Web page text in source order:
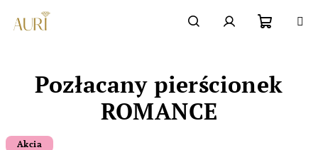
treści
się
Pozłacany pierścionek
ROMANCE
Akcia
Chatbot šperkovnice AURI